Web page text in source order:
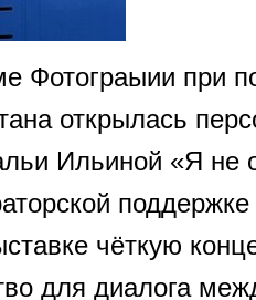
Фотограыии при
открылась
Ильиной «Я не
чёткую
для диалога